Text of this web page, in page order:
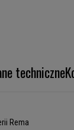
techniczne
Rema